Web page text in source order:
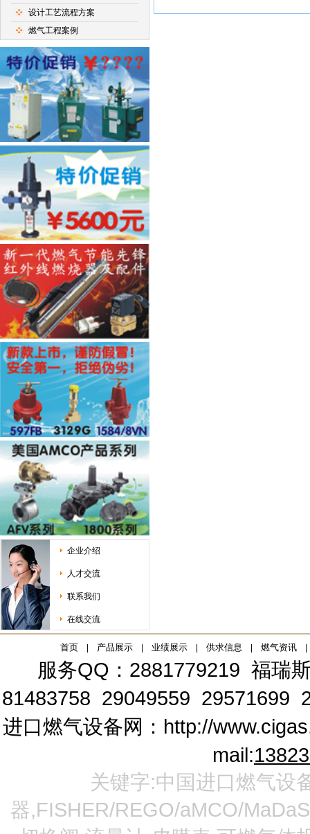
设计工艺流程方案
燃气工程案例
企业介绍
人才交流
联系我们
在线交流
首页 产品展示 业绩展示 供求信息 燃气资讯
服务QQ：2881779219 福瑞
81483758 29049559 29571699
进口燃气设备网： http://
mail:
关键字:中国进口燃气设
器,FISHER/REGO/aMCO/